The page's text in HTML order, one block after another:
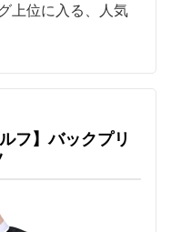
上位に入る、人気
フ】バックプリ